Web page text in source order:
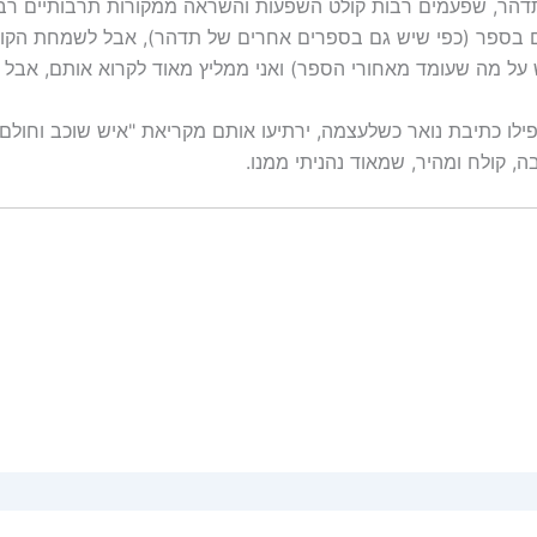
תדהר, שפעמים רבות קולט השפעות והשראה ממקורות תרבותיים
בספר (כפי שיש גם בספרים אחרים של תדהר), אבל לשמחת
מה שעומד מאחורי הספר) ואני ממליץ מאוד לקרוא אותם,
כתיבת נואר כשלעצמה, ירתיעו אותם מקריאת "איש שוכב
ומהיר, שמאוד נהניתי ממנו.